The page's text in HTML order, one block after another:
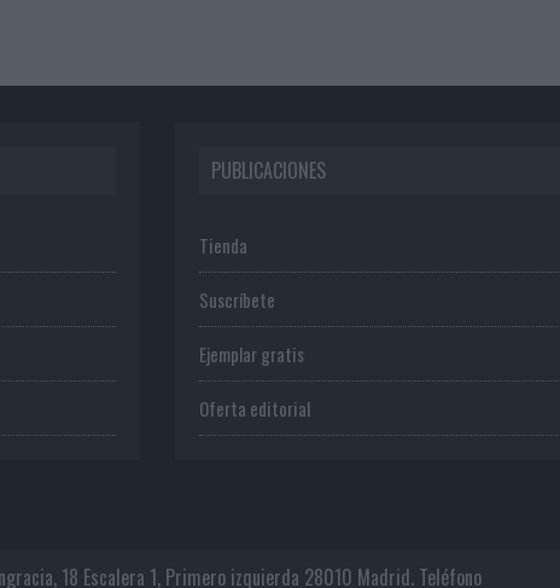
PUBLICACIONES
Tienda
Suscríbete
Ejemplar gratis
Oferta editorial
18 Escalera 1, Primero izquierda 28010 Madrid. Teléfono